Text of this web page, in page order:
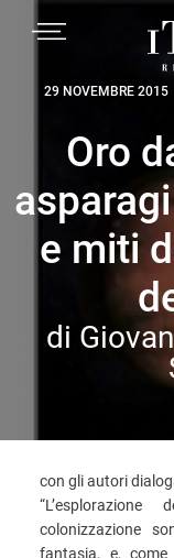
primaria
principale29 NOVEMBRE 2015
Oro
e miti
di
con gli autori
colonizzazione
fantasia, e,